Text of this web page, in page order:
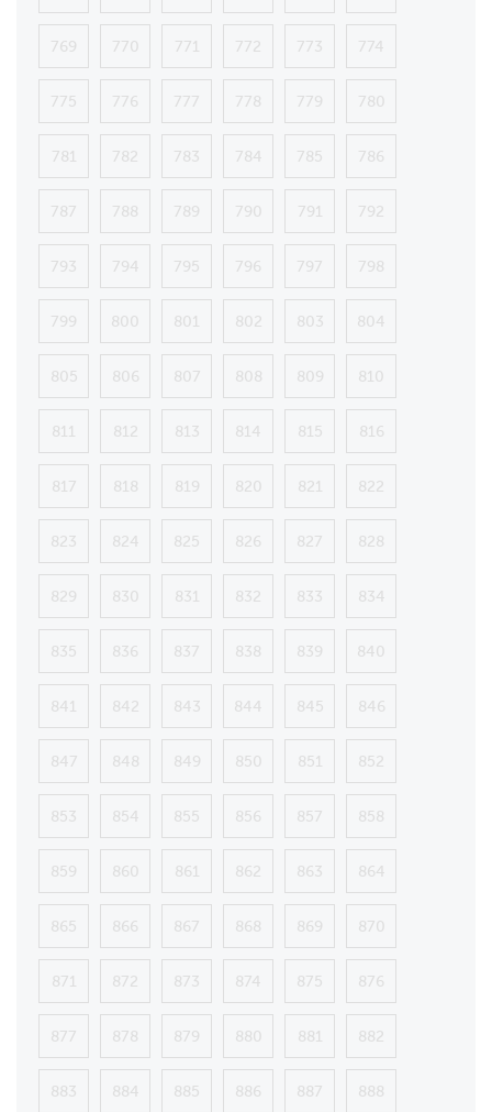
769 770 771 772 773 774
775 776 777 778 779 780
781 782 783 784 785 786
787 788 789 790 791 792
793 794 795 796 797 798
799 800 801 802 803 804
805 806 807 808 809 810
811 812 813 814 815 816
817 818 819 820 821 822
823 824 825 826 827 828
829 830 831 832 833 834
835 836 837 838 839 840
841 842 843 844 845 846
847 848 849 850 851 852
853 854 855 856 857 858
859 860 861 862 863 864
865 866 867 868 869 870
871 872 873 874 875 876
877 878 879 880 881 882
883 884 885 886 887 888